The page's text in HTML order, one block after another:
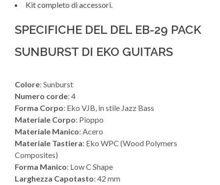
Kit completo di accessori.
SPECIFICHE DEL DEL EB-29 PACK
SUNBURST DI EKO GUITARS
Colore: Sunburst
Numero corde: 4
Forma Corpo: Eko VJB, in stile Jazz Bass
Materiale Corpo: Pioppo
Materiale Manico: Acero
Materiale Tastiera: Eko WPC (Wood Polymers
Composites)
Forma Manico: Low C Shape
Larghezza Capotasto: 42 mm